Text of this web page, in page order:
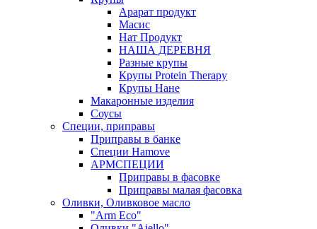
Арарат продукт
Масис
Нат Продукт
НАША ДЕРЕВНЯ
Разные крупы
Крупы Protein Therapy
Крупы Нане
Макаронные изделия
Соусы
Специи, приправы
Приправы в банке
Специи Hamove
АРМСПЕЦИИ
Приправы в фасовке
Приправы малая фасовка
Оливки, Оливковое масло
"Arm Eco"